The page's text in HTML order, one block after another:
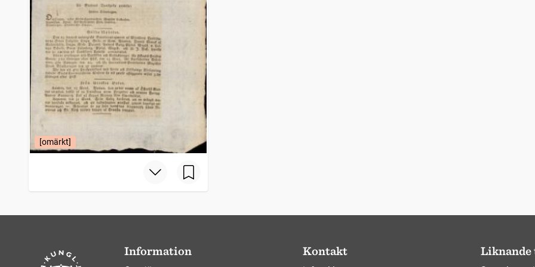
[omärkt]
Information Kontakt